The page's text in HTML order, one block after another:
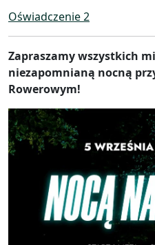
Oświadczenie 2
Zapraszamy wszystkich
niezapomnianą nocną
Rowerowym!